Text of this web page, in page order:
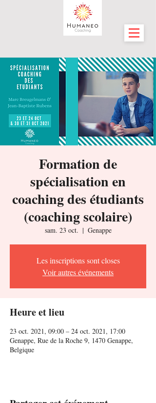
Formation de
spécialisation en
coaching des étudiants
(coaching scolaire)
sam. 23 oct.
  |
Genappe
Les inscriptions sont closes
Voir autres événements
Heure et lieu
23 oct. 2021, 09:00 – 24 oct. 2021, 17:00
Genappe, Rue de la Roche 9, 1470 Genappe,
Belgique